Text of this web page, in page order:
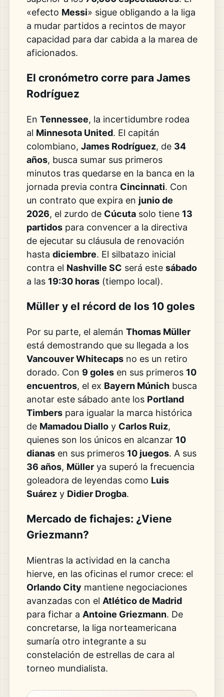
«efecto Messi» sigue obligando a la liga
a mudar partidos a recintos de mayor
capacidad para dar cabida a la marea de
aficionados.
El cronómetro corre para James
Rodríguez
En Tennessee, la incertidumbre rodea
al Minnesota United. El capitán
colombiano, James Rodríguez, de 34
años, busca sumar sus primeros
minutos tras quedarse en la banca en la
jornada previa contra Cincinnati. Con
un contrato que expira en junio de
2026, el zurdo de Cúcutasolo tiene 13
partidospara convencer a la directiva
de ejecutar su cláusula de renovación
hasta diciembre. El silbatazo inicial
contra el Nashville SC será este sábado
a las 19:30 horas(tiempo local).
Müller y el récord de los 10 goles
Por su parte, el alemán Thomas Müller
está demostrando que su llegada a los
Vancouver Whitecapsno es un retiro
dorado. Con 9 golesen sus primeros 10
encuentros, el ex Bayern Múnichbusca
anotar este sábado ante los Portland
Timberspara igualar la marca histórica
de Mamadou Dialloy Carlos Ruiz,
quienes son los únicos en alcanzar 10
dianasen sus primeros 10 juegos. A sus
36 años, Müllerya superó la frecuencia
goleadora de leyendas como Luis
Suárezy Didier Drogba.
Mercado de fichajes: ¿Viene
Griezmann?
Mientras la actividad en la cancha
hierve, en las oficinas el rumor crece: el
Orlando City mantiene negociaciones
avanzadas con el Atlético de Madrid
para fichar a Antoine Griezmann. De
concretarse, la liga norteamericana
sumaría otro integrante a su
constelación de estrellas de cara al
torneo mundialista.